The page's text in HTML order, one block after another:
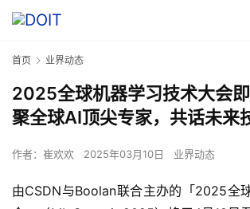
首页 业界动态
2025全球机器学习技术大会
聚全球AI顶尖专家，共话未来
作者： 崔欢欢 2025年03月10日 业界动态
由CSDN与Boolan联合主办的「2025全